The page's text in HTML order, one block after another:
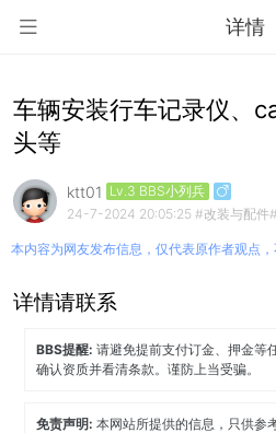
详情
车辆安装行车记录仪、
头等
ktt01 Lv.3 BBS小列兵
24-7-2024 20:05:25 #改装与配件#
本内容为网友发布信息，仅代表原作者观点，
详情请联系
BBS提醒:请避免提前支付订金、押金等
确认资质并看清条款。谨防上当受骗。
免责声明:本网站所提供的信息，只供参